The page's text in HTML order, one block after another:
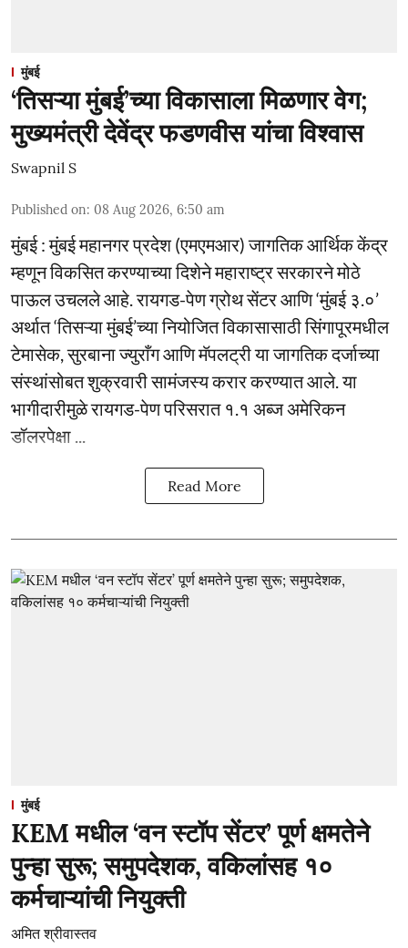
मुंबई
‘तिसऱ्या मुंबई’च्या विकासाला मिळणार वेग;
मुख्यमंत्री देवेंद्र फडणवीस यांचा विश्वास
Swapnil S
Published on: 08 Aug 2026, 6:50 am
मुंबई : मुंबई महानगर प्रदेश (एमएमआर) जागतिक आर्थिक केंद्र
म्हणून विकसित करण्याच्या दिशेने महाराष्ट्र सरकारने मोठे
पाऊल उचलले आहे. रायगड-पेण ग्रोथ सेंटर आणि ‘मुंबई ३.०’
अर्थात ‘तिसऱ्या मुंबई’च्या नियोजित विकासासाठी सिंगापूरमधील
टेमासेक, सुरबाना ज्युराँग आणि मॅपलट्री या जागतिक दर्जाच्या
संस्थांसोबत शुक्रवारी सामंजस्य करार करण्यात आले. या
भागीदारीमुळे रायगड-पेण परिसरात १.१ अब्ज अमेरिकन
डॉलरपेक्षा ...
Read More
मुंबई
KEM मधील ‘वन स्टॉप सेंटर’ पूर्ण क्षमतेने
पुन्हा सुरू; समुपदेशक, वकिलांसह १०
कर्मचाऱ्यांची नियुक्ती
अमित श्रीवास्तव